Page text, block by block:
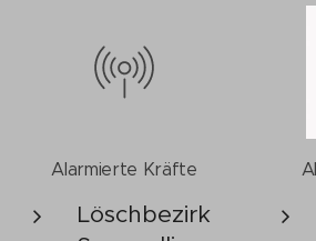
Alarmierte Kräfte
Löschbezirk